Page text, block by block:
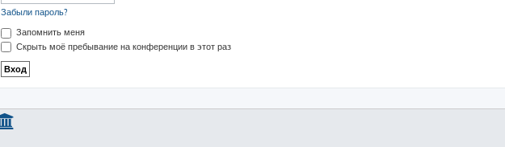
Забыли пароль?
Запомнить меня
Скрыть моё пребывание на конференции в этот раз